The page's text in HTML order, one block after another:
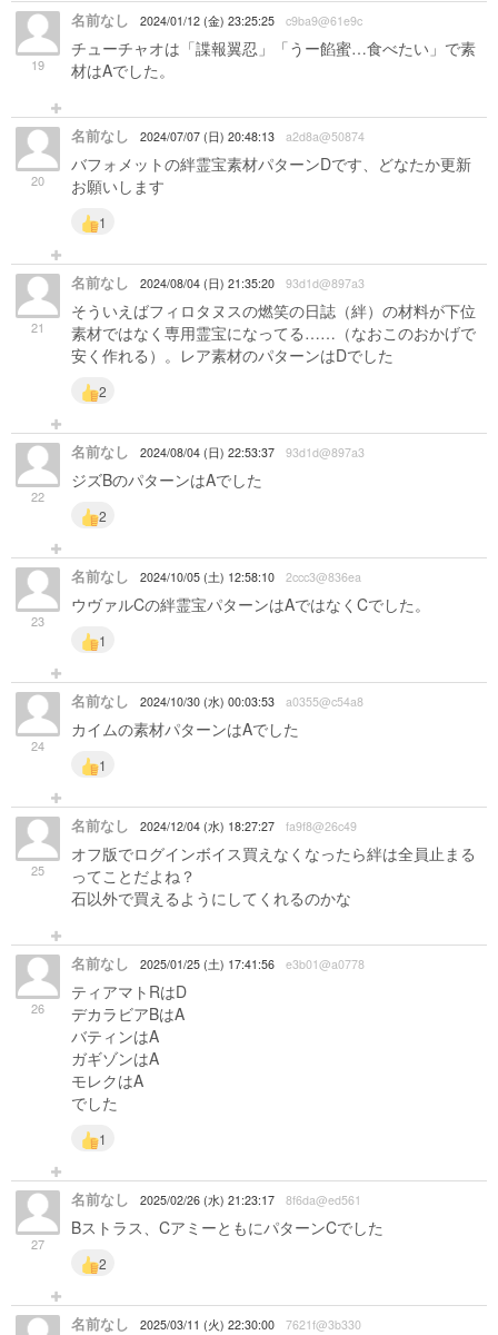
19
名前なし 2024/01/12 (金) 23:25:25 c9ba9@61e9c
チューチャオは「諜報翼忍」「うー餡蜜…食べたい」で素
材はAでした。
20
名前なし 2024/07/07 (日) 20:48:13 a2d8a@50874
バフォメットの絆霊宝素材パターンDです、どなたか更新
お願いします
1
21
名前なし 2024/08/04 (日) 21:35:20 93d1d@897a3
そういえばフィロタヌスの燃笑の日誌（絆）の材料が下位
素材ではなく専用霊宝になってる……（なおこのおかげで
安く作れる）。レア素材のパターンはDでした
2
22
名前なし 2024/08/04 (日) 22:53:37 93d1d@897a3
ジズBのパターンはAでした
2
23
名前なし 2024/10/05 (土) 12:58:10 2ccc3@836ea
ウヴァルCの絆霊宝パターンはAではなくCでした。
1
24
名前なし 2024/10/30 (水) 00:03:53 a0355@c54a8
カイムの素材パターンはAでした
1
25
名前なし 2024/12/04 (水) 18:27:27 fa9f8@26c49
オフ版でログインボイス買えなくなったら絆は全員止まる
ってことだよね？
石以外で買えるようにしてくれるのかな
26
名前なし 2025/01/25 (土) 17:41:56 e3b01@a0778
ティアマトRはD
デカラビアBはA
バティンはA
ガギゾンはA
モレクはA
でした
1
27
名前なし 2025/02/26 (水) 21:23:17 8f6da@ed561
Bストラス、CアミーともにパターンCでした
2
名前なし 2025/03/11 (火) 22:30:00 7621f@3b330